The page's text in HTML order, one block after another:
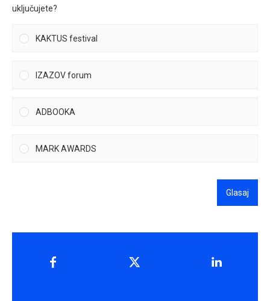
uključujete?
KAKTUS festival
IZAZOV forum
ADBOOKA
MARK AWARDS
Glasaj